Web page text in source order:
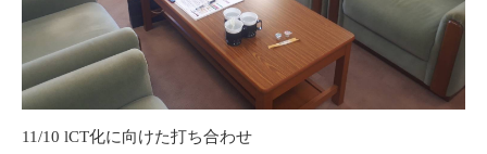
11/10 lCT化に向けた打ち合わせ